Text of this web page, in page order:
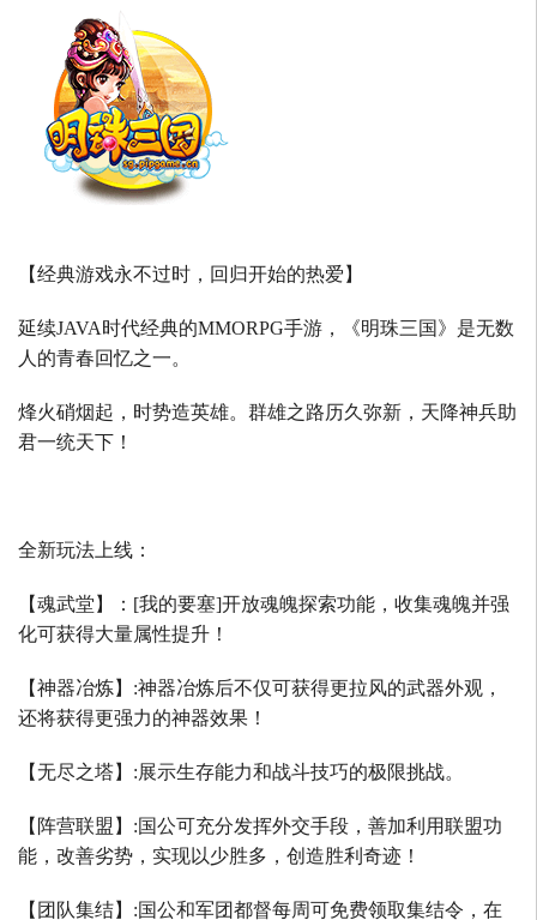
【经典游戏永不过时，回归开始的热爱】
延续JAVA时代经典的MMORPG手游，《明珠三国》是无数
人的青春回忆之一。
烽火硝烟起，时势造英雄。群雄之路历久弥新，天降神兵助
君一统天下！
全新玩法上线：
【魂武堂】： [我的要塞]开放魂魄探索功能，收集魂魄并强
化可获得大量属性提升！
【神器冶炼】 :神器冶炼后不仅可获得更拉风的武器外观，
还将获得更强力的神器效果！
【无尽之塔】 :展示生存能力和战斗技巧的极限挑战。
【阵营联盟】 :国公可充分发挥外交手段，善加利用联盟功
能，改善劣势，实现以少胜多，创造胜利奇迹！
【团队集结】 :国公和军团都督每周可免费领取集结令，在